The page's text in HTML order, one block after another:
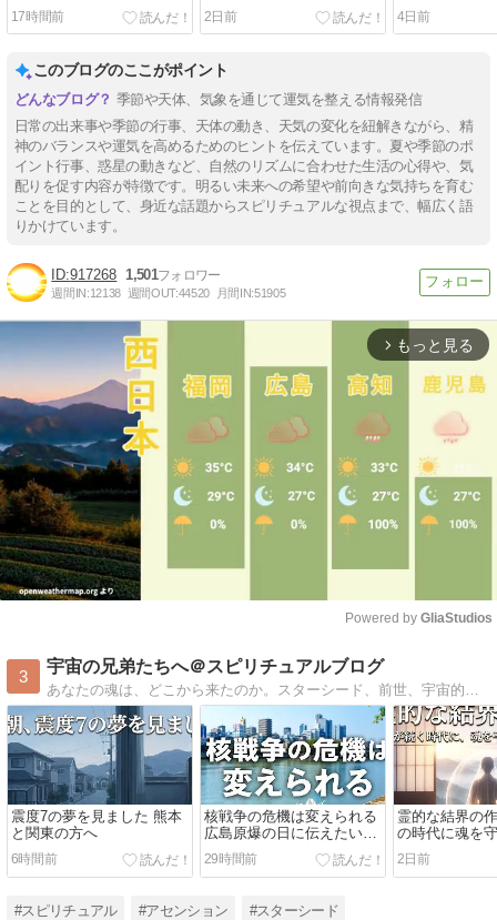
17時間前
2日前
4日前
このブログのここがポイント
季節や天体、気象を通じて運気を整える情報発信
日常の出来事や季節の行事、天体の動き、天気の変化を紐解きながら、精
神のバランスや運気を高めるためのヒントを伝えています。夏や季節のポ
イント行事、惑星の動きなど、自然のリズムに合わせた生活の心得や、気
配りを促す内容が特徴です。明るい未来への希望や前向きな気持ちを育む
ことを目的として、身近な話題からスピリチュアルな視点まで、幅広く語
りかけています。
917268 1,501
週間IN:12138 週間OUT:44520 月間IN:51905
arrow_forward_ios もっと見る
Powered by GliaStudios
3
宇宙の兄弟たちへ＠スピリチュアルブログ
あなたの魂は、どこから来たのか。スターシード、前世、宇宙的な記憶。スピリチュアル作家が書き続けてきた、本当の自分に還るための言葉。明日の見え方が少し変わる、そんなブログ。
震度7の夢を見ました 熊本
と関東の方へ
6時間前
核戦争の危機は変えられる
広島原爆の日に伝えたいこ
と
29時間前
霊的な結界の
の時代に魂を
2日前
#スピリチュアル #アセンション #スターシード